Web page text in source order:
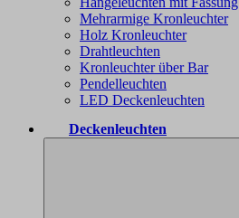
Mehrarmige Kronleuchter
Holz Kronleuchter
Drahtleuchten
Kronleuchter über Bar
Pendelleuchten
LED Deckenleuchten
Deckenleuchten